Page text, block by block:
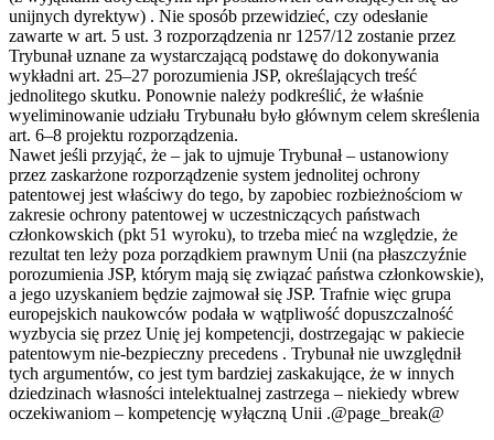
unijnych dyrektyw) . Nie sposób przewidzieć, czy odesłanie
zawarte w art. 5 ust. 3 rozporządzenia nr 1257/12 zostanie przez
Trybunał uznane za wystarczającą podstawę do dokonywania
wykładni art. 25–27 porozumienia JSP, określających treść
jednolitego skutku. Ponownie należy podkreślić, że właśnie
wyeliminowanie udziału Trybunału było głównym celem skreślenia
art. 6–8 projektu rozporządzenia.
Nawet jeśli przyjąć, że – jak to ujmuje Trybunał – ustanowiony
przez zaskarżone rozporządzenie system jednolitej ochrony
patentowej jest właściwy do tego, by zapobiec rozbieżnościom w
zakresie ochrony patentowej w uczestniczących państwach
członkowskich (pkt 51 wyroku), to trzeba mieć na względzie, że
rezultat ten leży poza porządkiem prawnym Unii (na płaszczyźnie
porozumienia JSP, którym mają się związać państwa członkowskie),
a jego uzyskaniem będzie zajmował się JSP. Trafnie więc grupa
europejskich naukowców podała w wątpliwość dopuszczalność
wyzbycia się przez Unię jej kompetencji, dostrzegając w pakiecie
patentowym nie-bezpieczny precedens . Trybunał nie uwzględnił
tych argumentów, co jest tym bardziej zaskakujące, że w innych
dziedzinach własności intelektualnej zastrzega – niekiedy wbrew
oczekiwaniom – kompetencję wyłączną Unii .@page_break@